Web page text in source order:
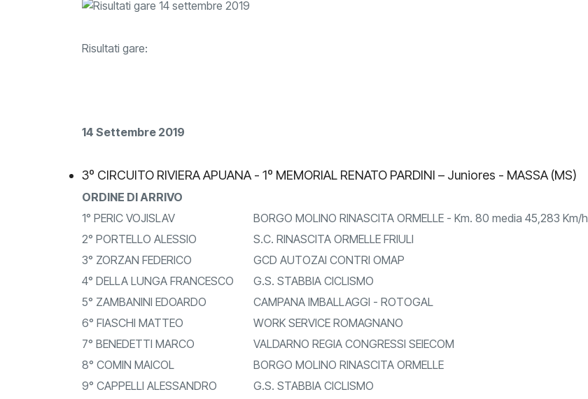
Risultati gare:
14 Settembre 2019
3º CIRCUITO RIVIERA APUANA - 1º MEMORIAL RENATO PARDINI – Juniores - MASSA (MS)
ORDINE DI ARRIVO
1° PERIC VOJISLAV
BORGO MOLINO RINASCITA ORMELLE - Km. 80 media 45,283 Km/h
2° PORTELLO ALESSIO
S.C. RINASCITA ORMELLE FRIULI
3° ZORZAN FEDERICO
GCD AUTOZAI CONTRI OMAP
4° DELLA LUNGA FRANCESCO
G.S. STABBIA CICLISMO
5° ZAMBANINI EDOARDO
CAMPANA IMBALLAGGI - ROTOGAL
6° FIASCHI MATTEO
WORK SERVICE ROMAGNANO
7° BENEDETTI MARCO
VALDARNO REGIA CONGRESSI SEIECOM
8° COMIN MAICOL
BORGO MOLINO RINASCITA ORMELLE
9° CAPPELLI ALESSANDRO
G.S. STABBIA CICLISMO